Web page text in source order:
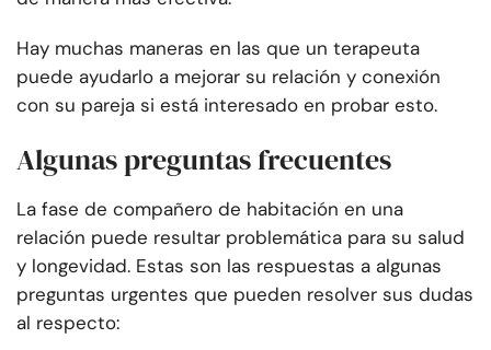
Hay muchas maneras en las que un terapeuta
puede ayudarlo a mejorar su relación y conexión
con su pareja si está interesado en probar esto.
Algunas preguntas frecuentes
La fase de compañero de habitación en una
relación puede resultar problemática para su salud
y longevidad. Estas son las respuestas a algunas
preguntas urgentes que pueden resolver sus dudas
al respecto: